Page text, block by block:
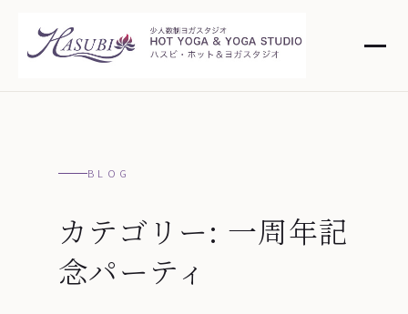
BLOG
カテゴリー: 一周年記
念パーティ